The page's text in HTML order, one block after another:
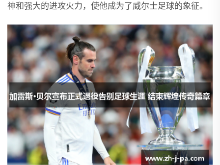
神和强大的进攻火力，使他成为了威尔士足球的象征。